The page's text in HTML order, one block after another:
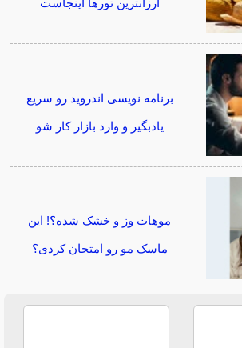
ارزانترین تورها اینجاست
برنامه نویسی اندروید رو سریع
یادبگیر و وارد بازار کار شو
موهات وز و خشک شده؟! این
ماسک مو رو امتحان کردی؟